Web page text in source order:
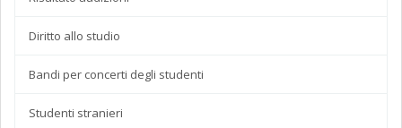
Diritto allo studio
Bandi per concerti degli studenti
Studenti stranieri